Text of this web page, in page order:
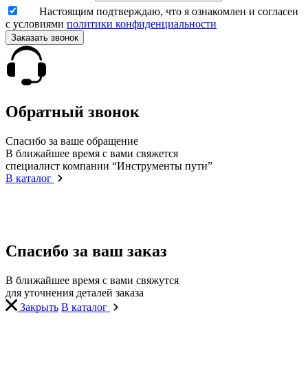
Настоящим подтверждаю, что я ознакомлен и согласен
с условиями политики конфиденциальности
Заказать звонок
Обратный звонок
Спасибо за ваше обращение
В ближайшее время с вами свяжется
специалист компании “Инструменты пути”
В каталог
Спасибо за ваш заказ
В ближайшее время с вами свяжутся
для уточнения деталей заказа
Закрыть В каталог